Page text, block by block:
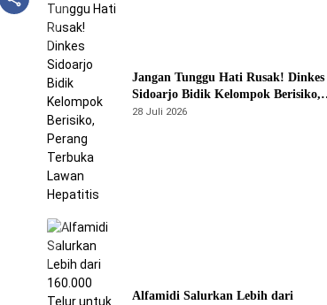
Jangan Tunggu Hati Rusak! Dinkes
Sidoarjo Bidik Kelompok Berisiko,
Perang Terbuka Lawan Hepatitis
28 Juli 2026
Alfamidi Salurkan Lebih dari